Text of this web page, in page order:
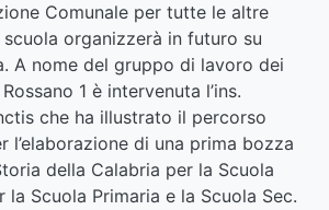
Comunale per tutte le altre
organizzerà in futuro su
A nome del gruppo di lavoro dei
1 è intervenuta l’ins.
che ha illustrato il percorso
l’elaborazione di una prima bozza
della Calabria per la Scuola
la Scuola Primaria e la Scuola Sec.